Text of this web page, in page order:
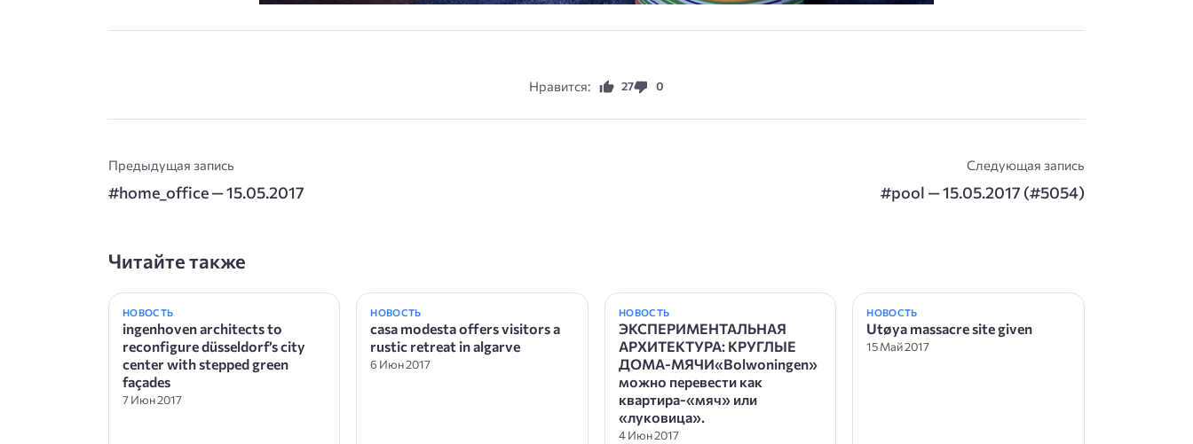
Нравится: 27 0
Предыдущая запись
#home_office — 15.05.2017
Следующая запись
#pool — 15.05.2017 (#5054)
Читайте также
НОВОСТЬ
ingenhoven architects to
reconfigure düsseldorf’s city
center with stepped green
façades
7 Июн 2017
НОВОСТЬ
casa modesta offers visitors a
rustic retreat in algarve
6 Июн 2017
НОВОСТЬ
ЭКСПЕРИМЕНТАЛЬНАЯ
АРХИТЕКТУРА: КРУГЛЫЕ
ДОМА-МЯЧИ«Bolwoningen»
можно перевести как
квартира-«мяч» или
«луковица».
4 Июн 2017
НОВОСТЬ
Utøya massacre site given
15 Май 2017